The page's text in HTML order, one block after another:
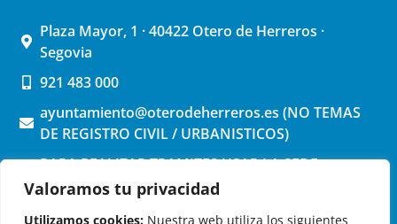
Valoramos tu privacidad
Utilizamos cookies: Nuestra web utiliza los siguientes
Plaza Mayor, 1 · 40422 Otero de Herreros ·
Segovia
921 483 000
ayuntamiento@oterodeherreros.es (NO TEMAS
DE REGISTRO CIVIL / URBANISTICOS)
PARA REALIZAR TRAMITES USAR LA SEDE
ELECTRONICA (pinchar aquí)